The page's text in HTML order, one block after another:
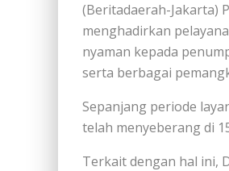
(Beritadaerah-Jakarta)
menghadirkan
nyaman kepada
serta berbagai
Sepanjang periode
telah menyeberang di
Terkait dengan hal ini,